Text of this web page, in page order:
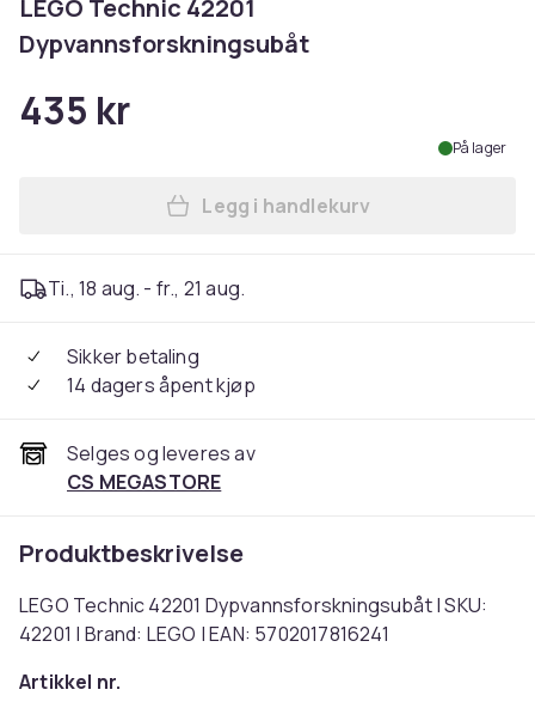
LEGO Technic 42201
Dypvannsforskningsubåt
435 kr
På lager
Legg LEGO Technic
Legg i handlekurv
Ti., 18 aug. - fr., 21 aug.
Sikker betaling
14 dagers åpent kjøp
Selges og leveres av
CS MEGASTORE
Produktbeskrivelse
LEGO Technic 42201 Dypvannsforskningsubåt | SKU:
42201 | Brand: LEGO | EAN: 5702017816241
Artikkel nr.